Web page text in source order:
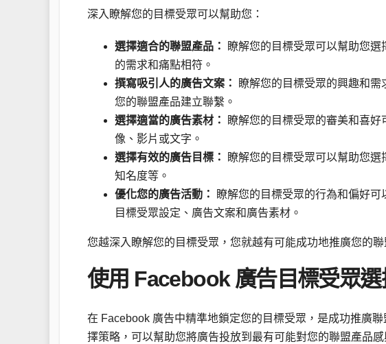
深入瞭解您的目標受眾可以幫助您：
選擇適合的聯盟產品：
瞭解您的目標受眾可以幫助您
的需求和痛點相符。
撰寫吸引人的廣告文案：
瞭解您的目標受眾的興趣和
您的聯盟產品建立聯繫。
選擇適當的廣告素材：
瞭解您的目標受眾的審美和喜
像、影片或文字。
選擇有效的廣告目標：
瞭解您的目標受眾可以幫助您
知名度等。
優化您的廣告活動：
瞭解您的目標受眾的行為和偏好
目標受眾設定、廣告文案和廣告素材。
您越深入瞭解您的目標受眾，您就越有可能成功地推廣您的
使用 Facebook 廣告目標受眾
在 Facebook 廣告中精準地鎖定您的目標受眾，是成功推廣
擇策略，可以幫助您將廣告投放到最有可能對您的聯盟產品感